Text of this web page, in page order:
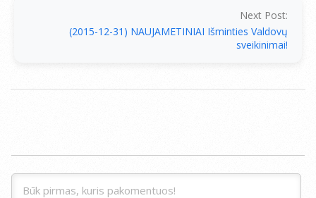
Next Post:
(2015-12-31) NAUJAMETINIAI Išminties Valdovų
sveikinimai!